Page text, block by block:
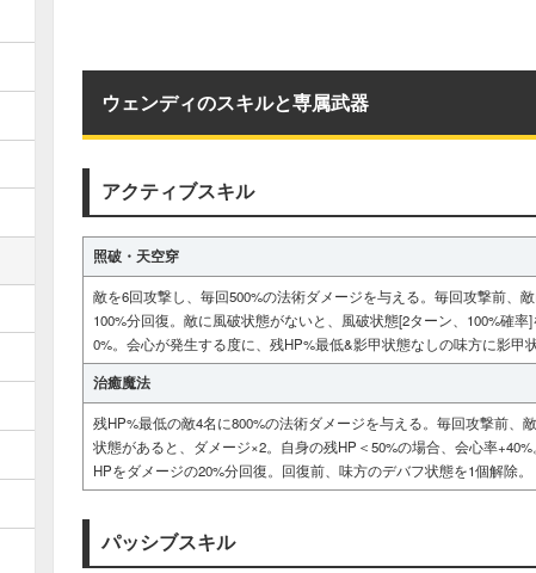
特殊 -
ウェンディのスキルと専属武器
アクティブスキル
照破・天空穿
敵を6回攻撃し、毎回500%の法術ダメージを与える。毎回攻撃前、
100%分回復。敵に風破状態がないと、風破状態[2ターン、100%確
0%。会心が発生する度に、残HP%最低&影甲状態なしの味方に影甲
治癒魔法
残HP%最低の敵4名に800%の法術ダメージを与える。毎回攻撃前、
状態があると、ダメージ×2。自身の残HP＜50%の場合、会心率
HPをダメージの20%分回復。回復前、味方のデバフ状態を1個解除。
パッシブスキル